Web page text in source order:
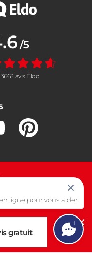
moyenne :
/5
avis Eldo
Pinterest
gratuit
1
ligne pour vous aider.